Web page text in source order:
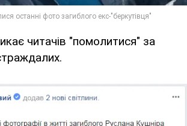
читачів "помолитися" за